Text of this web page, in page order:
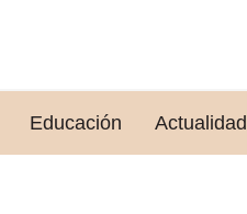
Educación Actualidad